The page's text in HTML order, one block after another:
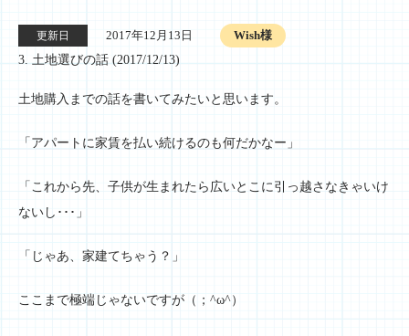
更新日 2017年12月13日
Wish様
3. 土地選びの話 (2017/12/13)
土地購入までの話を書いてみたいと思います。
「アパートに家賃を払い続けるのも何だかなー」
「これから先、子供が生まれたら広いとこに引っ越さなきゃいけ
ないし･･･」
「じゃあ、家建てちゃう？」
ここまで極端じゃないですが（；^ω^）